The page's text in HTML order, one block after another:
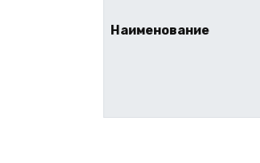
Наименование